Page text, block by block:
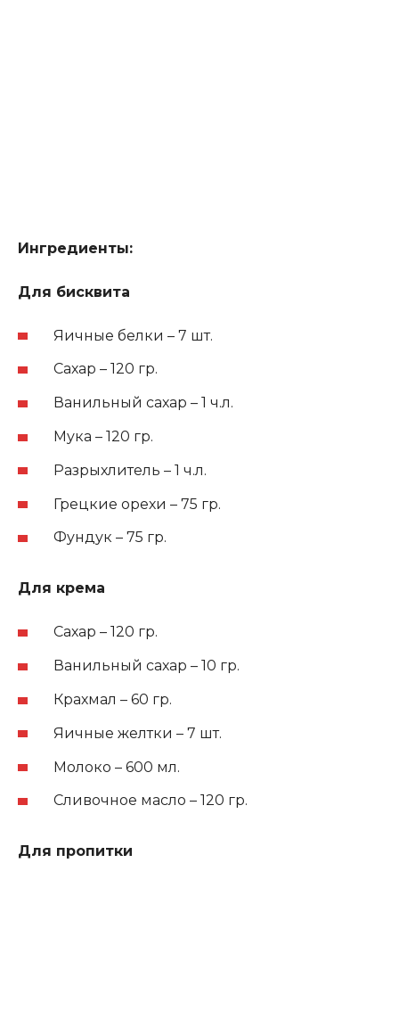
Ингредиенты:
Для бисквита
Яичные белки – 7 шт.
Сахар – 120 гр.
Ванильный сахар – 1 ч.л.
Мука – 120 гр.
Разрыхлитель – 1 ч.л.
Грецкие орехи – 75 гр.
Фундук – 75 гр.
Для крема
Сахар – 120 гр.
Ванильный сахар – 10 гр.
Крахмал – 60 гр.
Яичные желтки – 7 шт.
Молоко – 600 мл.
Сливочное масло – 120 гр.
Для пропитки